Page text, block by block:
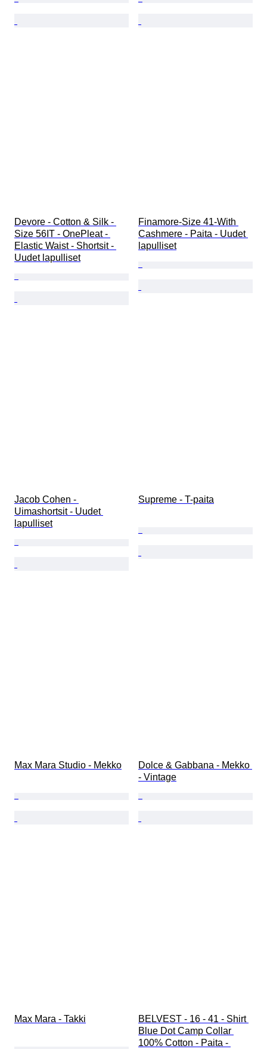
Devore - Cotton & Silk -
Size 56IT - OnePleat -
Elastic Waist - Shortsit -
Uudet lapulliset
Finamore-Size 41-With
Cashmere - Paita - Uudet
lapulliset
Jacob Cohen -
Uimashortsit - Uudet
lapulliset
Supreme - T-paita
Max Mara Studio - Mekko
Dolce & Gabbana - Mekko
- Vintage
Max Mara - Takki
BELVEST - 16 - 41 - Shirt
Blue Dot Camp Collar
100% Cotton - Paita -